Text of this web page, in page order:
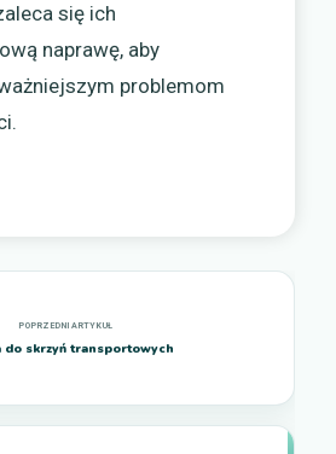
się ich
naprawę, aby
problemom
do skrzyń transportowych